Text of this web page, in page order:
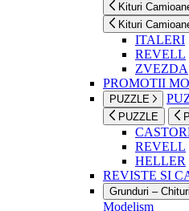
Kituri
Kituri
ITALERI
REVELL
ZVEZDA
PROMOTII
PUZZLE
PUZZLE
REVELL
HELLER
REVISTE SI
Grunduri –
Modelism